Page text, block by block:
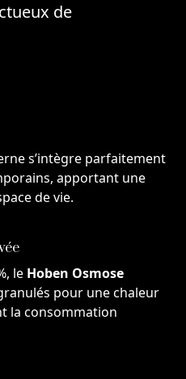
de
s’intègre parfaitement
apportant une
de vie.
le Hoben Osmose
pour une chaleur
la consommation